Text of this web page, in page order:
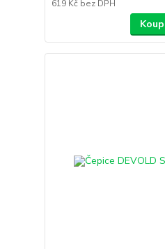
619 Kč bez DPH